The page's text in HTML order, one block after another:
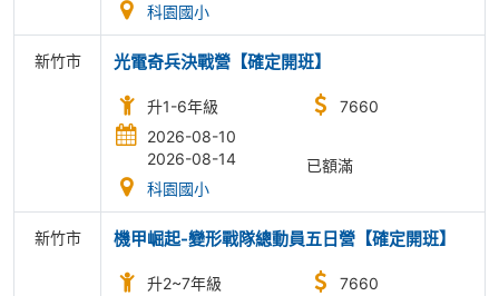
科園國小
新竹市 光電奇兵決戰營【確定開班】
升1-6年級
2026-08-10
2026-08-14
科園國小
7660
已額滿
新竹市 機甲崛起-變形戰隊總動員五日營【確定開班】
升2~7年級
7660